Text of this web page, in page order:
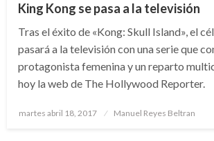
King Kong se pasa a la televisión
Tras el éxito de «Kong: Skull Island», el
pasará a la televisión con una serie que
protagonista femenina y un reparto
hoy la web de The Hollywood Reporter.
Publicado
martes abril 18, 2017 Manuel Reyes Beltran